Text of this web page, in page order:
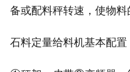
备或配料秤转速，使物料
石料定量给料机基本配置